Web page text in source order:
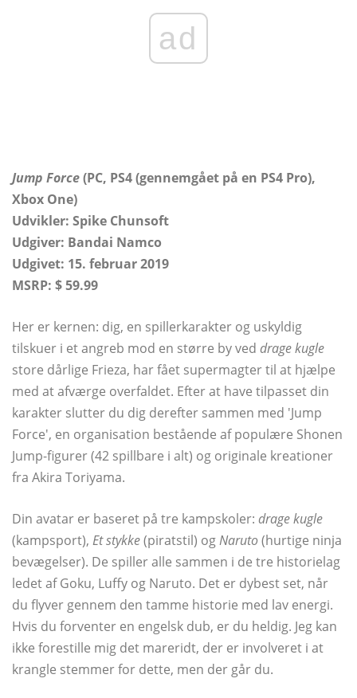
ad
Jump Force(PC, PS4 (gennemgået på en PS4 Pro),
Xbox One)
Udvikler: Spike Chunsoft
Udgiver: Bandai Namco
Udgivet: 15. februar 2019
MSRP: $ 59.99
Her er kernen: dig, en spillerkarakter og uskyldig
tilskuer i et angreb mod en større by ved drage kugle
store dårlige Frieza, har fået supermagter til at hjælpe
med at afværge overfaldet. Efter at have tilpasset din
karakter slutter du dig derefter sammen med 'Jump
Force', en organisation bestående af populære Shonen
Jump-figurer (42 spillbare i alt) og originale kreationer
fra Akira Toriyama.
Din avatar er baseret på tre kampskoler: drage kugle
(kampsport), Et stykke(piratstil) ogNaruto(hurtige ninja
bevægelser). De spiller alle sammen i de tre historielag
ledet af Goku, Luffy og Naruto. Det er dybest set, når
du flyver gennem den tamme historie med lav energi.
Hvis du forventer en engelsk dub, er du heldig. Jeg kan
ikke forestille mig det mareridt, der er involveret i at
krangle stemmer for dette, men der går du.